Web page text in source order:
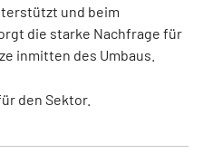
und beim
die starke Nachfrage für
inmitten des Umbaus.
den Sektor.